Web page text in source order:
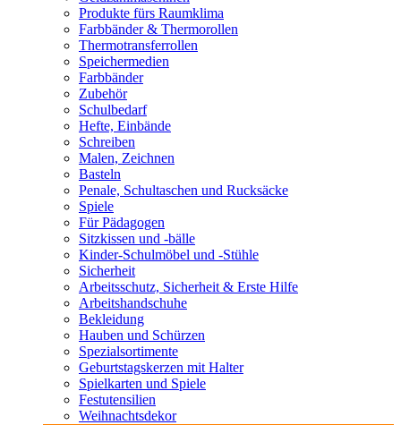
Produkte fürs Raumklima
Farbbänder & Thermorollen
Thermotransferrollen
Speichermedien
Farbbänder
Zubehör
Schulbedarf
Hefte, Einbände
Schreiben
Malen, Zeichnen
Basteln
Penale, Schultaschen und Rucksäcke
Spiele
Für Pädagogen
Sitzkissen und -bälle
Kinder-Schulmöbel und -Stühle
Sicherheit
Arbeitsschutz, Sicherheit & Erste Hilfe
Arbeitshandschuhe
Bekleidung
Hauben und Schürzen
Spezialsortimente
Geburtstagskerzen mit Halter
Spielkarten und Spiele
Festutensilien
Weihnachtsdekor